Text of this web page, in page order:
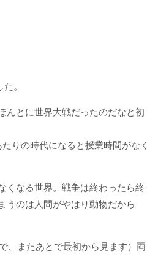
。
んとに世界大戦だったのだなと初
りの時代になると授業時間がなく
くなる世界。戦争は終わったら終
うのは人間がやはり動物だから
、またあとで最初から見ます）両